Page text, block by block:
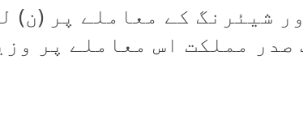
شیئرنگ کے معاملے پر (ن)
صدر مملکت اس معاملے پر